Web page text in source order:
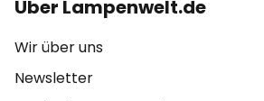
Über Lampenwelt.de
Wir über uns
Newsletter